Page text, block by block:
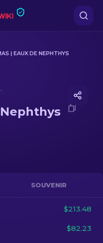
| EAUX DE NEPHTHYS
Nephthys
SOUVENIR
$213.48
$82.23